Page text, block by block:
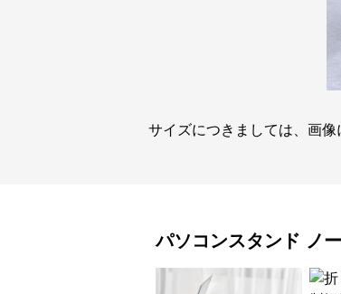
サイズにつきましては、画像
パソコンスタンド ノ